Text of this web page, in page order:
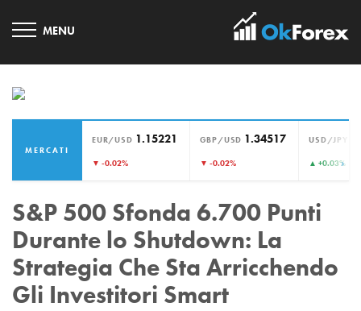
MERCATI
EUR/USD 1.15221
▼ -0.02%
GBP/USD 1.34517
▼ -0.02%
USD/JPY
▲ +0.03%
›
S&P 500 Sfonda 6.700 Punti
Durante lo Shutdown: La
Strategia Che Sta Arricchendo
Gli Investitori Smart